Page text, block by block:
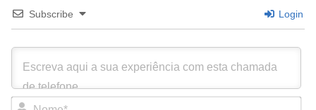
Subscribe Login
N